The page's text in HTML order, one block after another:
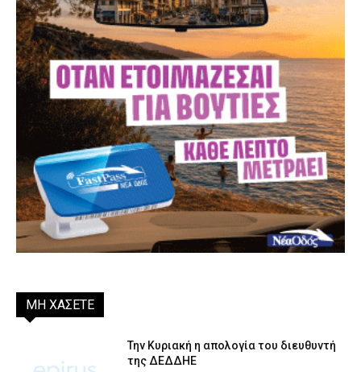
ΜΗ ΧΑΣΕΤΕ
Την Κυριακή η απολογία του διευθυντή
της ΔΕΔΔΗΕ